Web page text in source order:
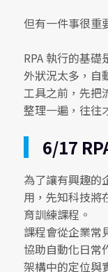
但有一件事很重
RPA 執行的基
外狀況太多，自
工具之前，先把
整理一遍，往往
6/17
為了讓有興趣的
用，先知科技將
育訓練課程。
課程會從企業常
協助自動化日常
架構中的定位與